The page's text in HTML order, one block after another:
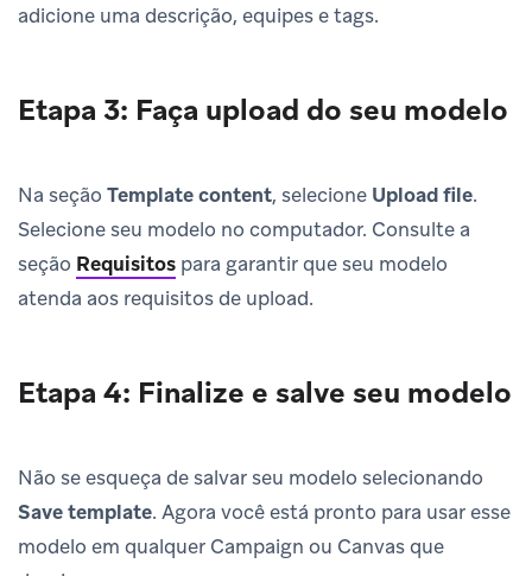
adicione uma descrição, equipes e tags.
Etapa 3: Faça upload do seu modelo
Na seção Template content, selecione Upload file.
Selecione seu modelo no computador. Consulte a
seção Requisitos para garantir que seu modelo
atenda aos requisitos de upload.
Etapa 4: Finalize e salve seu modelo
Não se esqueça de salvar seu modelo selecionando
Save template. Agora você está pronto para usar esse
modelo em qualquer Campaign ou Canvas que